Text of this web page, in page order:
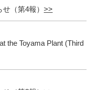
せ（第4報）
the Toyama Plant (Third